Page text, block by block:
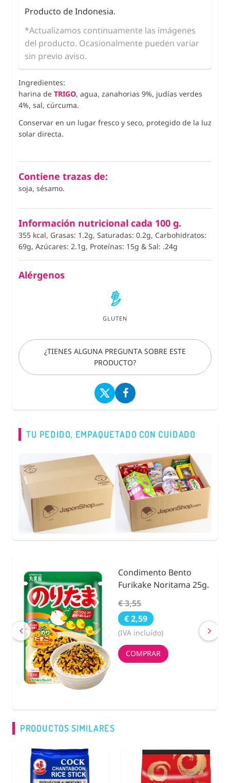
Producto de Indonesia.
*Actualizamos continuamente las imágenes
del producto. Ocasionalmente pueden variar
sin previo aviso.
Ingredientes:
harina de TRIGO, agua, zanahorias 9%, judías verdes
4%, sal, cúrcuma.
Conservar en un lugar fresco y seco, protegido de la luz
solar directa.
Contiene trazas de:
soja, sésamo.
Información nutricional cada 100 g.
355 kcal, Grasas: 1.2g, Saturadas: 0.2g, Carbohidratos:
69g, Azúcares: 2.1g, Proteínas: 15g & Sal: .24g
Alérgenos
GLUTEN
¿TIENES ALGUNA PREGUNTA SOBRE ESTE
PRODUCTO?
TU PEDIDO, EMPAQUETADO CON CUIDADO
Condimento Bento
Furikake Noritama 25g.
€ 3,55
€ 2,59
(IVA incluído)
COMPRAR
PRODUCTOS SIMILARES